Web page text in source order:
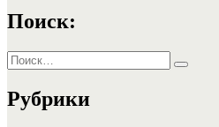
Поиск:
Искать:
Поиск
Рубрики